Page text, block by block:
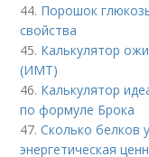
44. Порошок
свойства
45. Калькулятор
(ИМТ)
46. Калькулятор
по формуле Брока
47.Сколько белков
энергетическая